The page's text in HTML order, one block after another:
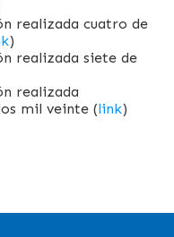
realizada cuatro de
)
realizada siete de
realizada
mil veinte (link)